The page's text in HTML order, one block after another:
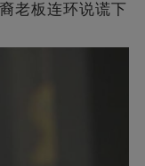
老板连环说谎下